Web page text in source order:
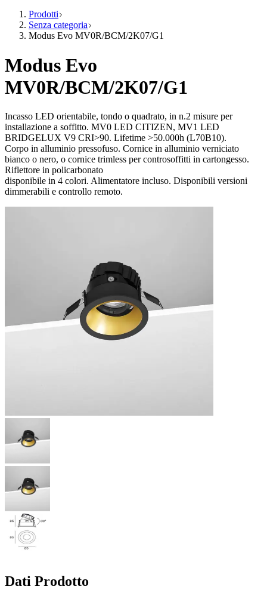
Prodotti
Senza categoria
Modus Evo MV0R/BCM/2K07/G1
Modus Evo
MV0R/BCM/2K07/G1
Incasso LED orientabile, tondo o quadrato, in n.2 misure per
installazione a soffitto. MV0 LED CITIZEN, MV1 LED
BRIDGELUX V9 CRI>90. Lifetime >50.000h (L70B10).
Corpo in alluminio pressofuso. Cornice in alluminio verniciato
bianco o nero, o cornice trimless per controsoffitti in cartongesso.
Riflettore in policarbonato
disponibile in 4 colori. Alimentatore incluso. Disponibili versioni
dimmerabili e controllo remoto.
Dati Prodotto